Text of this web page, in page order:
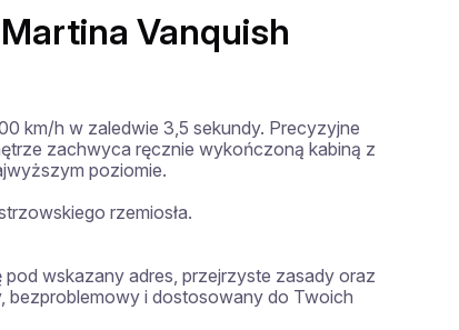
Vanquish
km/h w zaledwie 3,5 sekundy. Precyzyjne
zachwyca ręcznie wykończoną kabiną z
poziomie.
rzemiosła.
wskazany adres, przejrzyste zasady oraz
bezproblemowy i dostosowany do Twoich